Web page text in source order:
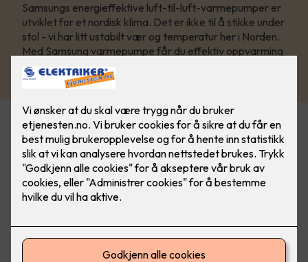
Samsungs energieffektive luft-til-luft-varmepumper er
utviklet for et nordisk klima. Det er ikke til å stikke under
stol - vi har litt ustabilt vær og temperatur her i Norden.
Med Samsung varmepumpe får du effektiv oppvarming
om vinteren og kjøling om sommeren!